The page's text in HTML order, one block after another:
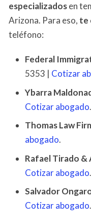
especializadosen
Arizona. Para eso, te
teléfono:
Federal
5353 | Cotizar
Ybarra
Cotizar abogado.
Thomas Law
abogado.
Rafael Tirado &
Cotizar abogado.
Salvador
Cotizar abogado.